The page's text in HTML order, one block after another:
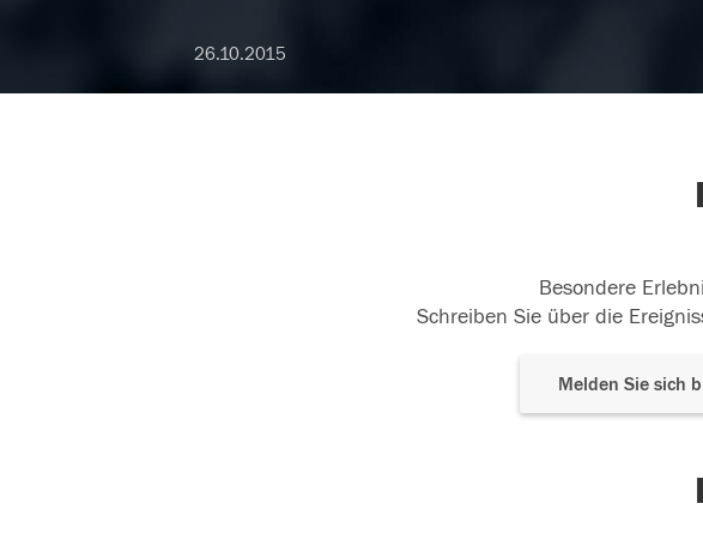
26.10.2015
Besondere
Schreiben Sie über die
Melden Sie sich